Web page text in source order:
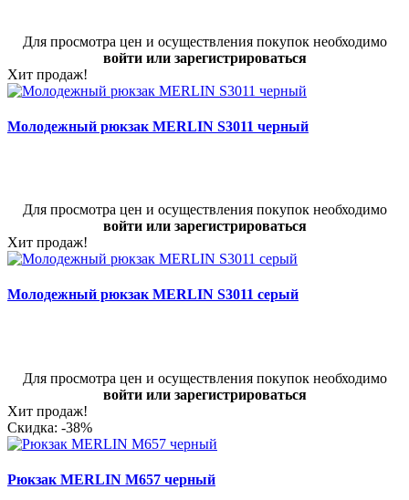
Для просмотра цен и осуществления покупок необходимо
войти или зарегистрироваться
Хит продаж!
Молодежный рюкзак MERLIN S3011 черный
Для просмотра цен и осуществления покупок необходимо
войти или зарегистрироваться
Хит продаж!
Молодежный рюкзак MERLIN S3011 серый
Для просмотра цен и осуществления покупок необходимо
войти или зарегистрироваться
Хит продаж!
Скидка: -38%
Рюкзак MERLIN M657 черный